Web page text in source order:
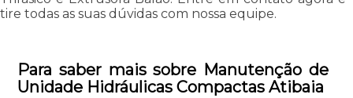
tire todas as suas dúvidas com nossa equipe.
Para saber mais sobre Manutenção de
Unidade Hidráulicas Compactas Atibaia